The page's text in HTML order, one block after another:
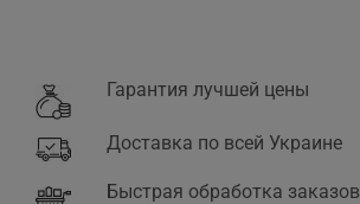
LN35VG-
E1
Гарантия лучшей цены
Доставка по всей Украине
Быстрая обработка заказов